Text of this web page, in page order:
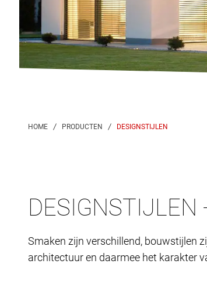
DESIGNSTIJLEN
DESIGNSTIJLEN
Smaken zijn verschillend, bouwstijlen
architectuur en daarmee het karakter